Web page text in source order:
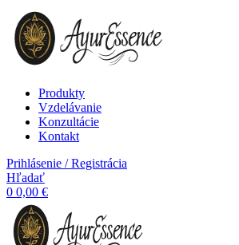
Produkty
Vzdelávanie
Konzultácie
Kontakt
Prihlásenie / Registrácia
Hľadať
0 0,00 €